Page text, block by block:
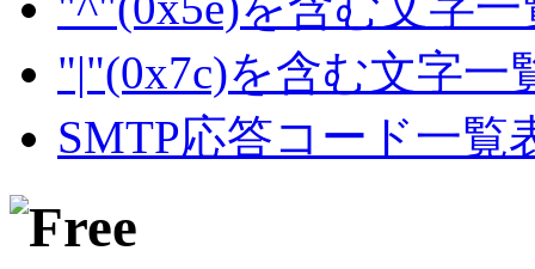
"|"(0x7c)を含む文字一
SMTP応答コード一覧